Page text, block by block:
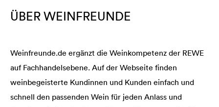
ÜBER WEINFREUNDE
Weinfreunde.de ergänzt die Weinkompetenz der REWE
auf Fachhandelsebene. Auf der Webseite finden
weinbegeisterte Kundinnen und Kunden einfach und
schnell den passenden Wein für jeden Anlass und